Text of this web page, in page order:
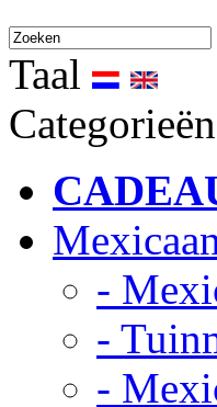
Taal
Categorieën
-
-
-